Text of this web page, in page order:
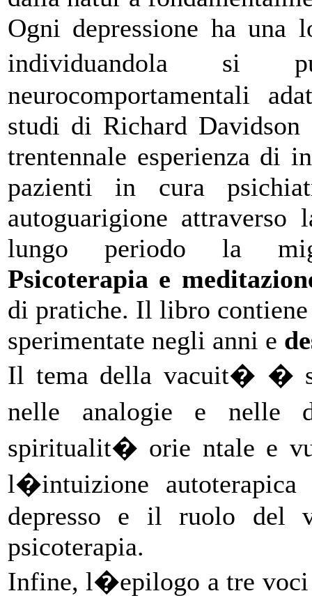
Ogni depressione ha una
individuandola si
neurocomportamentali
studi di Richard Davidson
trentennale esperienza di
pazienti in cura
autoguarigione
lungo periodo la
Psicoterapia e
di pratiche. Il libro
sperimentate negli anni e
Il tema della vacuit� �
nelle analogie e nelle
spiritualit� orie ntale e
l�intuizione
depresso e il ruolo del
psicoterapia.
Infine, l�epilogo a tre